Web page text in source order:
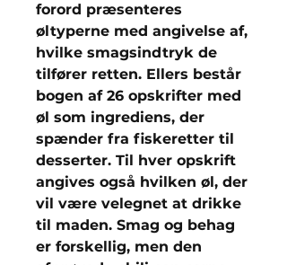
forord præsenteres
øltyperne med angivelse af,
hvilke smagsindtryk de
tilfører retten. Ellers består
bogen af 26 opskrifter med
øl som ingrediens, der
spænder fra fiskeretter til
desserter. Til hver opskrift
angives også hvilken øl, der
vil være velegnet at drikke
til maden. Smag og behag
er forskellig, men den